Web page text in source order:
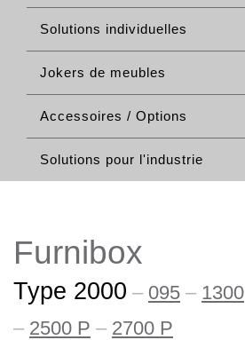
Solutions individuelles
Jokers de meubles
Accessoires / Options
Solutions pour l'industrie
Furnibox
Type 2000 – 095 – 1300
– 2500 P – 2700 P